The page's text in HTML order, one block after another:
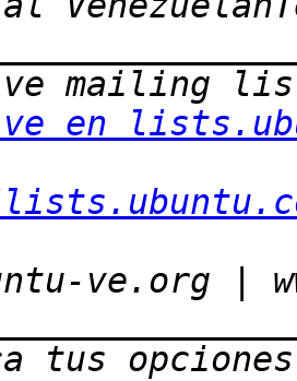
ve en
tus